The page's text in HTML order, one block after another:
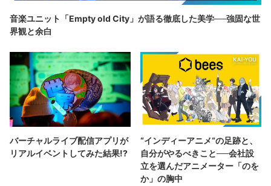
音楽ユニット「Empty old City」が語る徹底した美学──強固な世
界観と余白
バーチャルライブ配信アプリが
リアルイベントしてみた結果!?
“インディーアニメ“の足跡と、
自分がやるべきこと──会社設
立を選んだアニメーター「のを
か」の胸中